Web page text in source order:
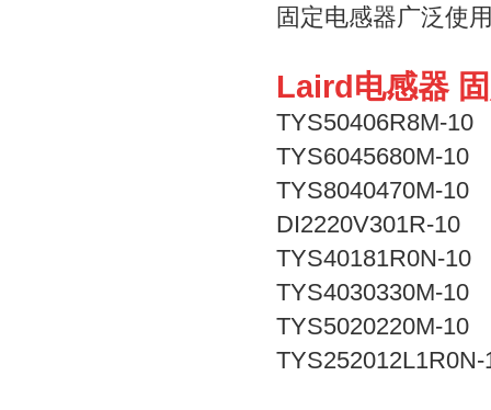
固定电感器广泛使
Laird电感器
TYS50406R8M-10
TYS6045680M-10
TYS8040470M-10
DI2220V301R-10
TYS40181R0N-10
TYS4030330M-10
TYS5020220M-10
TYS252012L1R0N-